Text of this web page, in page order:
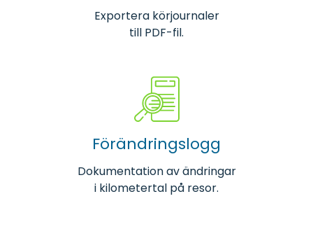
Exportera körjournaler
till PDF-fil.
Förändringslogg
Dokumentation av ändringar
i kilometertal på resor.